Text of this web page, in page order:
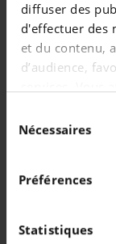
diffuser des
d'effectuer des
et du contenu,
d’audience,
services.
retirer votre
consultant la
duNécessaires
Préférences
Statistiques
Panamera 4 E-Hybrid